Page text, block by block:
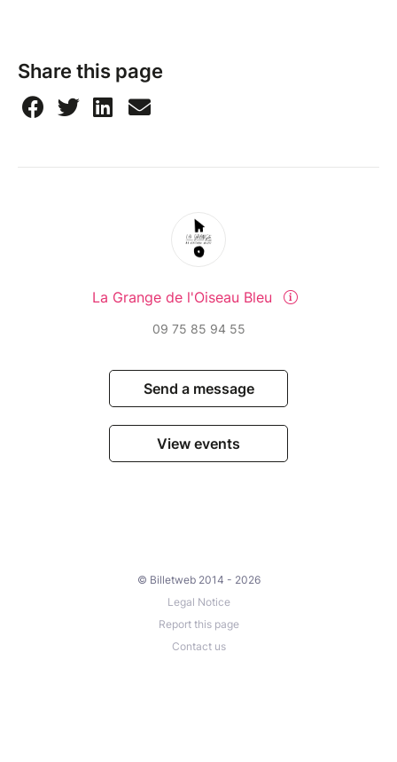
Share this page
La Grange de l'Oiseau Bleu
09 75 85 94 55
Send a message
View events
© Billetweb 2014 - 2026
Legal Notice
Report this page
Contact us